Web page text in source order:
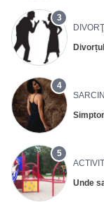
3
4
5
Unde